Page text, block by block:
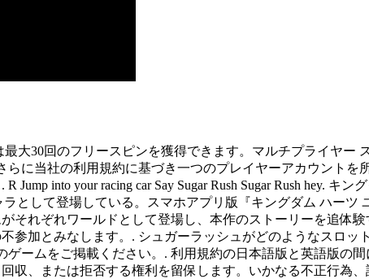
大30回のフリースピンを獲得できます。マルチプライヤー
に当社の利用規約に基づき一つのプレイヤーアカウントを
into your racing car Say Sugar Rush Sugar Rush hey. キ
として登場している。スマホアプリ版『キングダム ハーツ
それぞれワールドとして登場し、本作のストーリーを追体
参加とみなします。. シュガーラッシュがどのようなスロ
ームをご掲載ください。. 利用規約の日本語版と英語版の
収、または拒否する権利を留保します。いかなる不正行為